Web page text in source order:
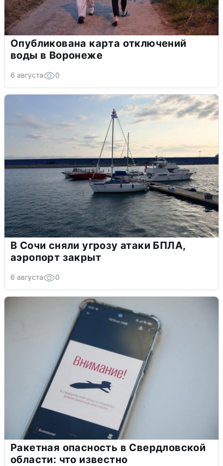
Опубликована карта отключений
воды в Воронеже
6 августа 0
В Сочи сняли угрозу атаки БПЛА,
аэропорт закрыт
6 августа 0
Ракетная опасность в Свердловской
области: что известно